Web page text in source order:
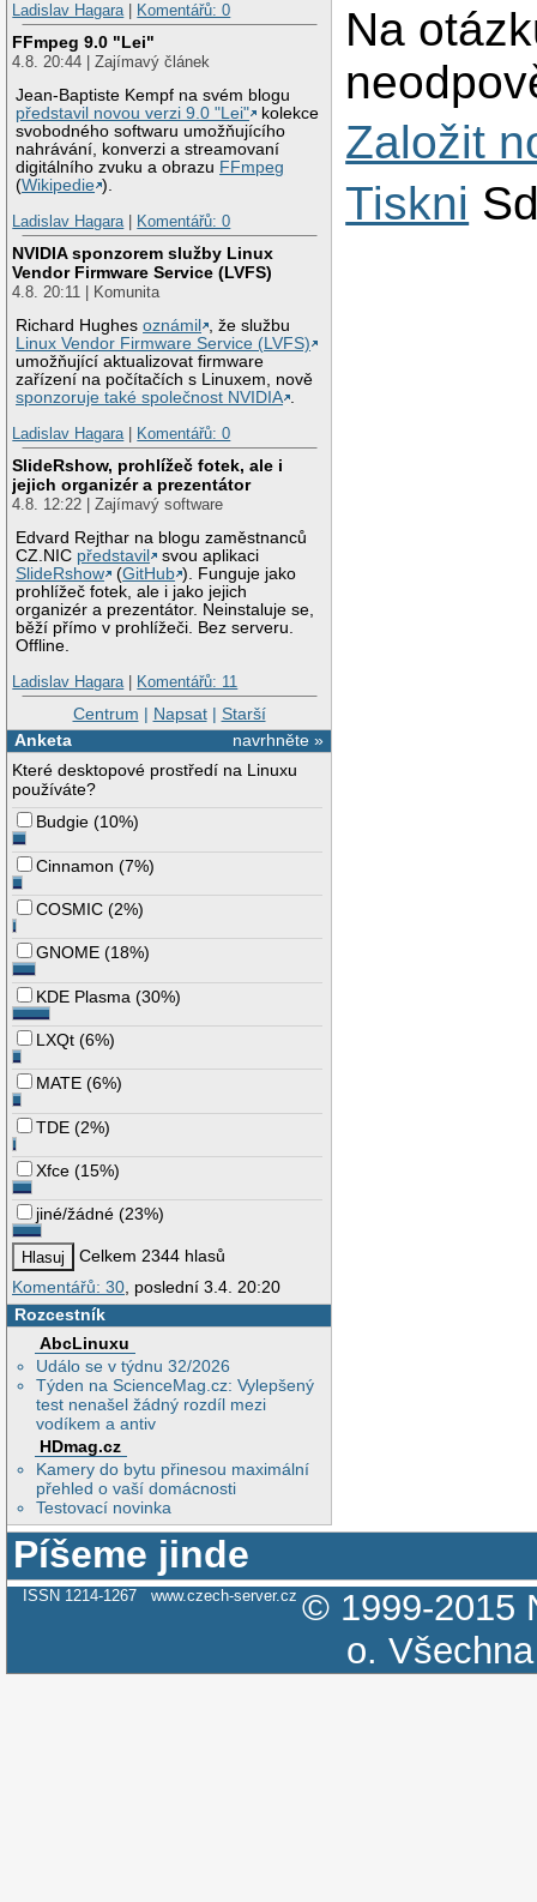
Ladislav Hagara| Komentářů: 0
FFmpeg 9.0 "Lei"
4.8. 20:44 | Zajímavý článek
Jean-Baptiste Kempf na svém blogu
představil novou verzi 9.0 "Lei"
kolekce
svobodného softwaru umožňujícího
nahrávání, konverzi a streamovaní
digitálního zvuku a obrazu FFmpeg
(Wikipedie ).
Ladislav Hagara| Komentářů: 0
NVIDIA sponzorem služby Linux
Vendor Firmware Service (LVFS)
4.8. 20:11 | Komunita
Richard Hughesoznámil
, že službu
Linux Vendor Firmware Service (LVFS)
umožňující aktualizovat firmware
zařízení na počítačích s Linuxem, nově
sponzoruje také společnost NVIDIA .
Ladislav Hagara| Komentářů: 0
SlideRshow, prohlížeč fotek, ale i
jejich organizér a prezentátor
4.8. 12:22 | Zajímavý software
Edvard Rejthar na blogu zaměstnanců
CZ.NIC představil
svou aplikaci
SlideRshow
(GitHub ). Funguje jako
prohlížeč fotek, ale i jako jejich
organizér a prezentátor. Neinstaluje se,
běží přímo v prohlížeči. Bez serveru.
Offline.
Ladislav Hagara| Komentářů: 11
Centrum | Napsat| Starší
navrhněte »
Anketa
Které desktopové prostředí na Linuxu
používáte?
Budgie (10%)
Cinnamon (7%)
COSMIC (2%)
GNOME (18%)
KDE Plasma (30%)
LXQt (6%)
MATE (6%)
TDE (2%)
Xfce (15%)
jiné/žádné (23%)
Celkem 2344 hlasů
Komentářů: 30 , poslední 3.4. 20:20
Rozcestník
AbcLinuxu
Událo se v týdnu 32/2026
Týden na ScienceMag.cz: Vylepšený
test nenašel žádný rozdíl mezi
vodíkem a antiv
HDmag.cz
Kamery do bytu přinesou maximální
přehled o vaší domácnosti
Testovací novinka
Na
Založit
Tiskni
Píšeme jinde
ISSN 1214-1267 www.czech-server.cz © 1999-2015
o.